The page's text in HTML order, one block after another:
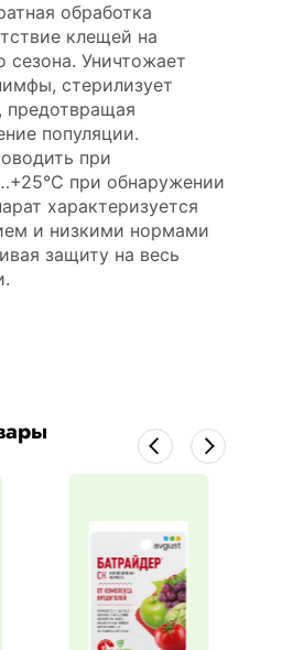
обработка
клещей на
сезона. Уничтожает
стерилизует
предотвращая
популяции.
при
при обнаружении
характеризуется
и низкими нормами
защиту на весь